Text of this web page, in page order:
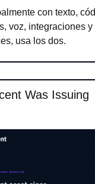
con texto,
voz, integraciones y
usa los dos.
Was Issuing